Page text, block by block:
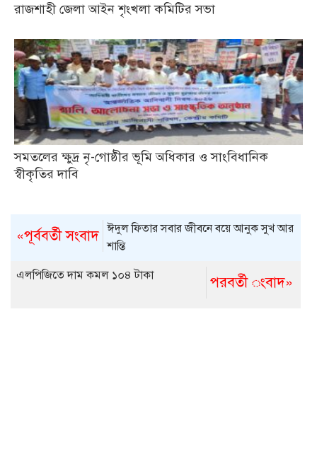
রাজশাহী জেলা আইন শৃংখলা কমিটির সভা
সমতলের ক্ষুদ্র নৃ-গোষ্ঠীর ভূমি অধিকার ও সাংবিধানিক
স্বীকৃতির দাবি
«পূর্ববর্তী সংবাদ ঈদুল ফিতার সবার জীবনে বয়ে আনুক সুখ আর
শান্তি
পরবর্তী ংবাদ»
এলপিজিতে দাম কমল ১০৪ টাকা